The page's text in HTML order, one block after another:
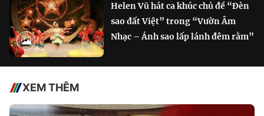
Helen Vũ hát ca khúc chủ đề “Đèn
sao đất Việt” trong “Vườn Âm
Nhạc – Ánh sao lấp lánh đêm rằm”
XEM THÊM